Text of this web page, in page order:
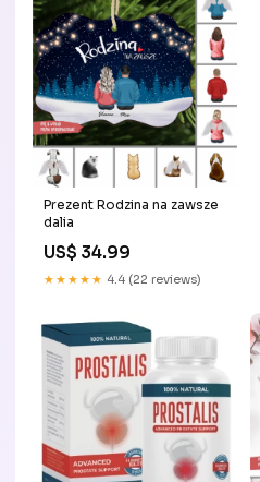
Prezent Rodzina na zawsze
dalia
US$ 34.99
★★★★★ 4.4 (22 reviews)